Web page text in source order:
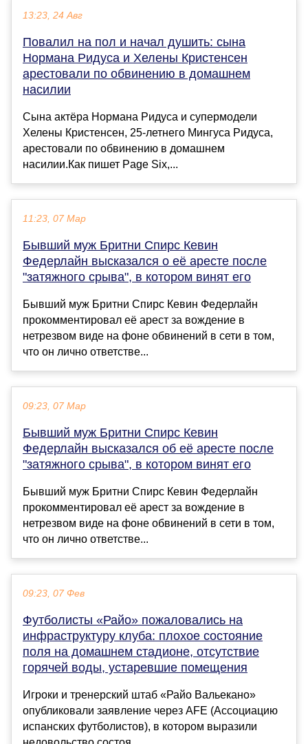
13:23, 24 Авг
Повалил на пол и начал душить: сына
Нормана Ридуса и Хелены Кристенсен
арестовали по обвинению в домашнем
насилии
Сына актёра Нормана Ридуса и супермодели
Хелены Кристенсен, 25-летнего Мингуса Ридуса,
арестовали по обвинению в домашнем
насилии.Как пишет Page Six,...
11:23, 07 Мар
Бывший муж Бритни Спирс Кевин
Федерлайн высказался о её аресте после
"затяжного срыва", в котором винят его
Бывший муж Бритни Спирс Кевин Федерлайн
прокомментировал её арест за вождение в
нетрезвом виде на фоне обвинений в сети в том,
что он лично ответстве...
09:23, 07 Мар
Бывший муж Бритни Спирс Кевин
Федерлайн высказался об её аресте после
"затяжного срыва", в котором винят его
Бывший муж Бритни Спирс Кевин Федерлайн
прокомментировал её арест за вождение в
нетрезвом виде на фоне обвинений в сети в том,
что он лично ответстве...
09:23, 07 Фев
Футболисты «Райо» пожаловались на
инфраструктуру клуба: плохое состояние
поля на домашнем стадионе, отсутствие
горячей воды, устаревшие помещения
Игроки и тренерский штаб «Райо Вальекано»
опубликовали заявление через AFE (Ассоциацию
испанских футболистов), в котором выразили